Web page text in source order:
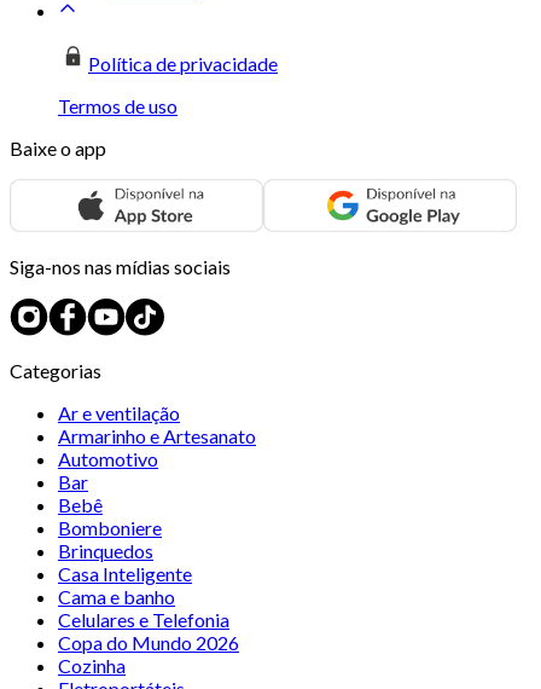
Política de privacidade
Termos de uso
Baixe o app
Siga-nos nas mídias sociais
Categorias
Ar e ventilação
Armarinho e Artesanato
Automotivo
Bar
Bebê
Bomboniere
Brinquedos
Casa Inteligente
Cama e banho
Celulares e Telefonia
Copa do Mundo 2026
Cozinha